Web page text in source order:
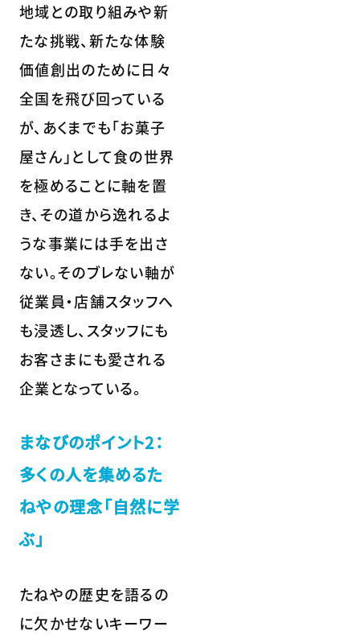
地域との取り組みや新
たな挑戦、新たな体験
価値創出のために日々
全国を飛び回っている
が、あくまでも「お菓子
屋さん」として食の世界
を極めることに軸を置
き、その道から逸れるよ
うな事業には手を出さ
ない。そのブレない軸が
従業員・店舗スタッフへ
も浸透し、スタッフにも
お客さまにも愛される
企業となっている。
まなびのポイント2：
多くの人を集めるた
ねやの理念「自然に学
ぶ」
たねやの歴史を語るの
に欠かせないキーワー